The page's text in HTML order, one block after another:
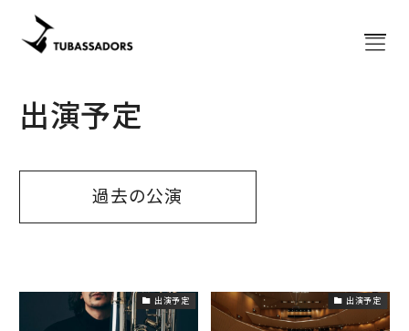
Home
出演予定
News
グッズ 公式グッズ
出演予定
過去の公演
出演予定 出演予定